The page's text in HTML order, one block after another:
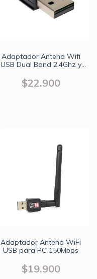
Adaptador Antena Wifi
USB Dual Band 2.4Ghz y
$22.900
Adaptador Antena WiFi
USB para PC 150Mbps
$19.900